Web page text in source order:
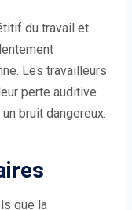
du travail et
Les travailleurs
perte auditive
bruit dangereux.
que la